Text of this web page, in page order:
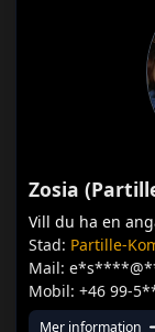
Zosia
Vill du ha en
Stad: Partille-
Mail:
Mobil: +46 99-
Mer information